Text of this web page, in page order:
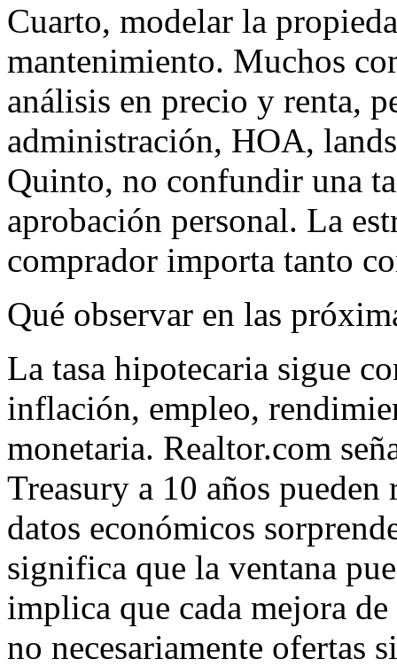
Cuarto, modelar la
mantenimiento. Muchos
análisis en precio y renta,
administración, HOA,
Quinto, no confundir una
aprobación personal. La
comprador importa tanto
Qué observar en las
La tasa hipotecaria sigue
inflación, empleo,
monetaria. Realtor.com
Treasury a 10 años
datos económicos
significa que la ventana
implica que cada mejora
no necesariamente ofertas